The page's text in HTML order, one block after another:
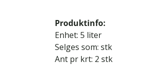
Produktinfo:
Enhet: 5 liter
Selges som: stk
Ant pr krt: 2 stk